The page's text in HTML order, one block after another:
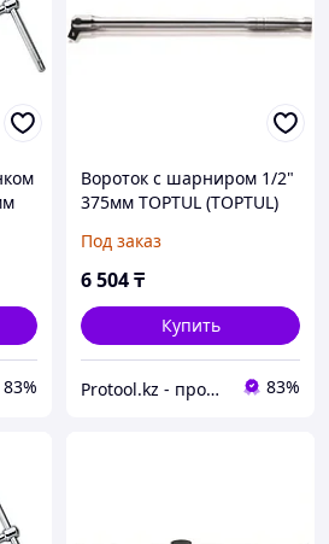
83%
Вороток с шарниром 1/2"
375мм TOPTUL (TOPTUL)
Под заказ
6 504₸
Купить
Protool.kz - продажа электроинструмента, ручные строительные и садовые инструменты 83%